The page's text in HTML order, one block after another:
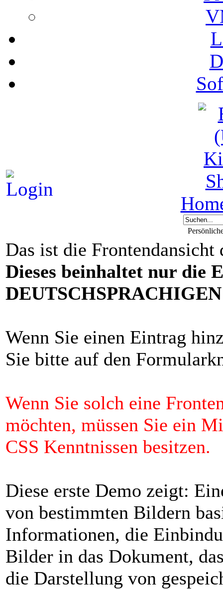
Das ist die
Dieses beinhaltet nur die
Wenn Sie einen Eintrag
Sie bitte auf den
Wenn Sie solch eine
möchten, müssen Sie ein
CSS Kenntnissen besitzen.
Diese erste Demo zeigt:
von bestimmten Bildern
Informationen, die
Bilder in das Dokument,
die Darstellung von